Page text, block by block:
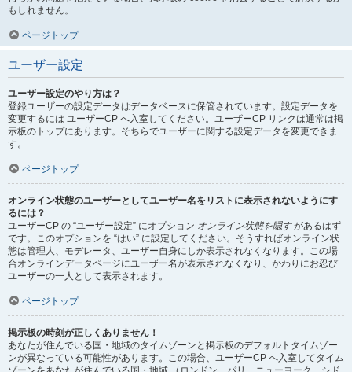
もしれません。
ページトップ
ユーザー設定
ユーザー設定のやり方は？
登録ユーザーの設定データはデータベースに保管されています。設定データを
変更するには ユーザーCP へ入室してください。ユーザーCP リンクは通常は掲
示板のトップにあります。そちらでユーザーに関する設定データを変更できま
す。
ページトップ
オンライン状態のユーザーとしてユーザー名をリストに表示されないようにす
るには？
ユーザーCP の “ユーザー設定” にオプション オンライン状態を隠すがあるはず
です。このオプションを “はい” に設定してください。そうすればオンライン状
態は管理人、モデレータ、ユーザー自身にしか表示されなくなります。この場
合オンラインデータページにユーザー名が表示されなくなり、かわりにお忍び
ユーザーの一人として表示されます。
ページトップ
掲示板の時刻が正しくありません！
あなたが住んでいる国・地域のタイムゾーンと掲示板のデフォルトタイムゾー
ンが異なっている可能性があります。この場合、ユーザーCP へ入室してタイム